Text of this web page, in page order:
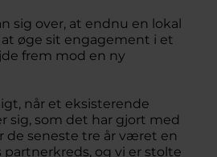
sig over, at endnu en lokal
øge sit engagement i et
frem mod en ny
når et eksisterende
sig, som det har gjort med
de seneste tre år været en
og vi er stolte